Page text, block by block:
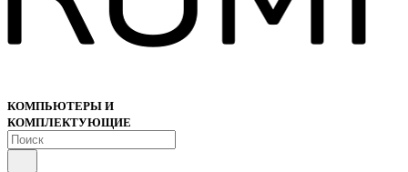
КОМПЬЮТЕРЫ И
КОМПЛЕКТУЮЩИЕ